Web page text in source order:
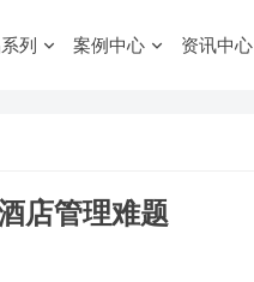
列 案例中心 资讯中心
店管理难题